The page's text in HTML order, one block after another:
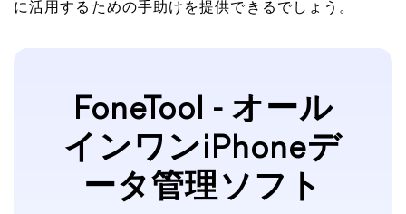
に活用するための手助けを提供できるでしょう。
FoneTool - オール
インワンiPhoneデ
ータ管理ソフト